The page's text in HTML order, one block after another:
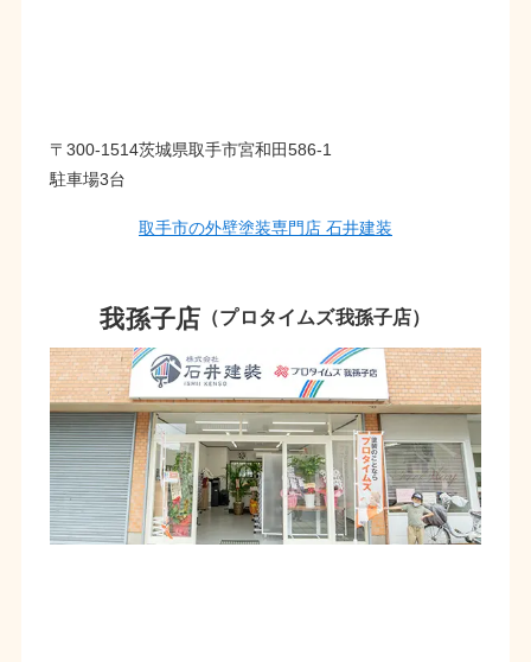
〒300-1514茨城県取手市宮和田586-1
駐車場3台
取手市の外壁塗装専門店 石井建装
我孫子店 （プロタイムズ我孫子店）